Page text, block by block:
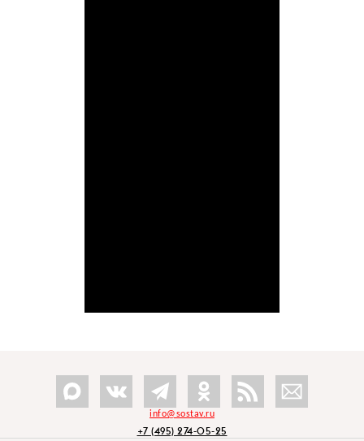
info@sostav.ru
+7 (495) 274-05-25